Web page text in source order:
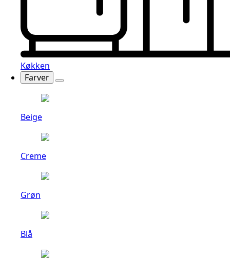
Køkken
Farver
Beige
Creme
Grøn
Blå